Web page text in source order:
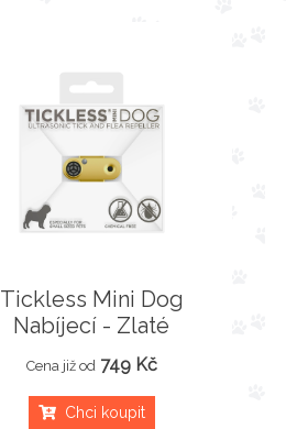
Tickless Mini Dog
Nabíjecí - Zlaté
Cena již od 749 Kč
Chci koupit